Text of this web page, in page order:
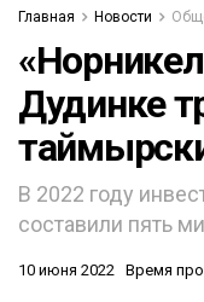
Главная Новости
Дудинке
В 2022 году
составили пять
10 июня 2022 Время